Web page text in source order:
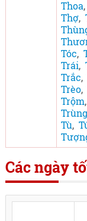
Thoa,
Thợ,
Tóc,
Trái,
Trắc,
Trèo,
Trộm,
Trùng
Tù,
Các ngày